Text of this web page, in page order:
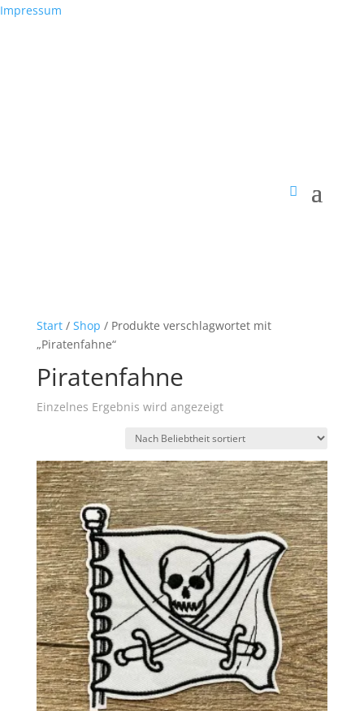
Impressum
Start/ Shop / Produkte verschlagwortet mit
„Piratenfahne“
Piratenfahne
Einzelnes Ergebnis wird angezeigt